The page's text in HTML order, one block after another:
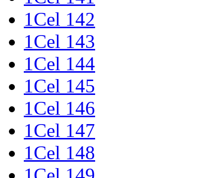
1Cel 142
1Cel 143
1Cel 144
1Cel 145
1Cel 146
1Cel 147
1Cel 148